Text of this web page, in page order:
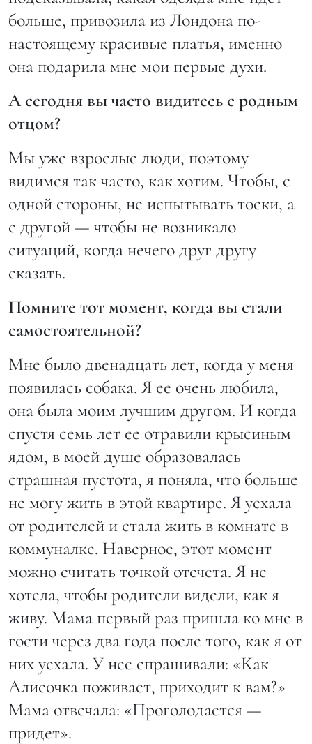
больше, привозила из Лондона по-
настоящему красивые платья, именно
она подарила мне мои первые духи.
А сегодня вы часто видитесь с родным
отцом?
Мы уже взрослые люди, поэтому
видимся так часто, как хотим. Чтобы, с
одной стороны, не испытывать тоски, а
с другой — чтобы не возникало
ситуаций, когда нечего друг другу
сказать.
Помните тот момент, когда вы стали
самостоятельной?
Мне было двенадцать лет, когда у меня
появилась собака. Я ее очень любила,
она была моим лучшим другом. И когда
спустя семь лет ее отравили крысиным
ядом, в моей душе образовалась
страшная пустота, я поняла, что больше
не могу жить в этой квартире. Я уехала
от родителей и стала жить в комнате в
коммуналке. Наверное, этот момент
можно считать точкой отсчета. Я не
хотела, чтобы родители видели, как я
живу. Мама первый раз пришла ко мне в
гости через два года после того, как я от
них уехала. У нее спрашивали: «Как
Алисочка поживает, приходит к вам?»
Мама отвечала: «Проголодается —
придет».